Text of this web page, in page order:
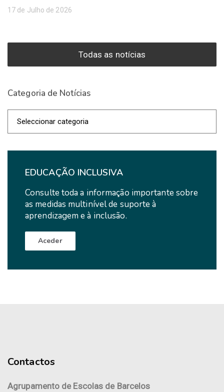
17 de Julho de 2026
Todas as notícias
Categoria de Notícias
EDUCAÇÃO INCLUSIVA
Consulte toda a informação importante sobre
as medidas multinível de suporte à
aprendizagem e à inclusão.
Aceder
Contactos
Agrupamento de Escolas de Barcelos